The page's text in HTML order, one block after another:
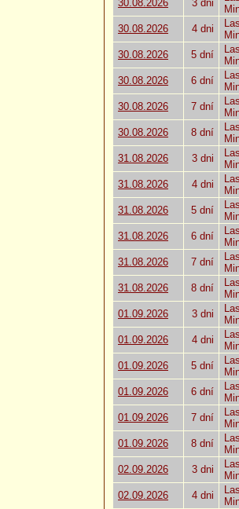
30.08.2026
3 dni
30.08.2026
4 dni
30.08.2026
5 dní
30.08.2026
6 dní
30.08.2026
7 dní
30.08.2026
8 dní
31.08.2026
3 dni
31.08.2026
4 dni
31.08.2026
5 dní
31.08.2026
6 dní
31.08.2026
7 dní
31.08.2026
8 dní
01.09.2026
3 dni
01.09.2026
4 dni
01.09.2026
5 dní
01.09.2026
6 dní
01.09.2026
7 dní
01.09.2026
8 dní
02.09.2026
3 dni
02.09.2026
4 dni